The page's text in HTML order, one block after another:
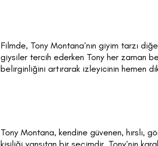
Filmde, Tony Montana’nın giyim tarzı
giysiler tercih ederken Tony her zaman
belirginliğini artırarak izleyicinin hemen
Tony Montana, kendine güvenen, hırslı,
kişiliği yansıtan bir seçimdir. Tony’nin